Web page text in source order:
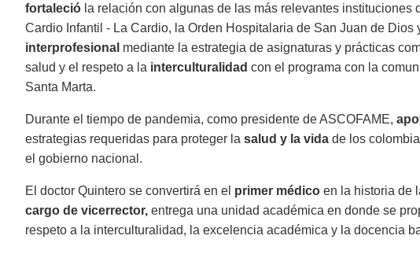
fortaleció la relación con algunas de las más relevantes
Cardio Infantil - La Cardio, la Orden Hospitalaria de San Juan de Dios
interprofesional mediante la estrategia de asignaturas y prácticas
salud y el respeto a la interculturalidad con el programa con la
Santa Marta.
Durante el tiempo de pandemia, como presidente de ASCOFAME,
estrategias requeridas para proteger la salud y la vida de los
el gobierno nacional.
El doctor Quintero se convertirá en el primer médico en la historia de
cargo de vicerrector, entrega una unidad académica en donde se
respeto a la interculturalidad, la excelencia académica y la docencia